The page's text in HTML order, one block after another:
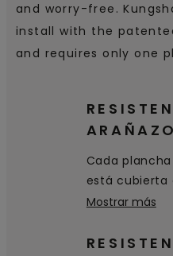
and worry-free.
install with the
and requires only one
Cada
está cubierta
patentada
una
Mostrar más